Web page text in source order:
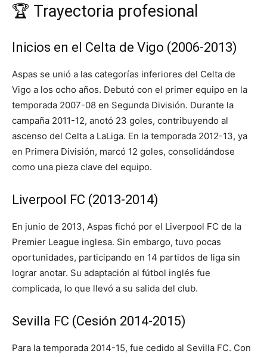
🏆 Trayectoria profesional
Inicios en el Celta de Vigo (2006-2013)
Aspas se unió a las categorías inferiores del Celta de
Vigo a los ocho años. Debutó con el primer equipo en la
temporada 2007-08 en Segunda División. Durante la
campaña 2011-12, anotó 23 goles, contribuyendo al
ascenso del Celta a LaLiga. En la temporada 2012-13, ya
en Primera División, marcó 12 goles, consolidándose
como una pieza clave del equipo.
Liverpool FC (2013-2014)
En junio de 2013, Aspas fichó por el Liverpool FC de la
Premier League inglesa. Sin embargo, tuvo pocas
oportunidades, participando en 14 partidos de liga sin
lograr anotar. Su adaptación al fútbol inglés fue
complicada, lo que llevó a su salida del club.
Sevilla FC (Cesión 2014-2015)
Para la temporada 2014-15, fue cedido al Sevilla FC. Con